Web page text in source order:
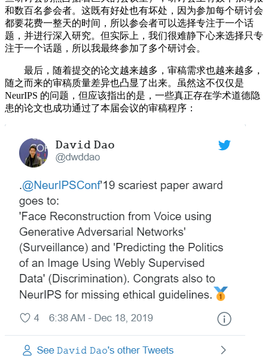
和数百名参会者。这既有好处也有坏处，因为参加每个研讨会
都要花费一整天的时间，所以参会者可以选择专注于一个话
题，并进行深入研究。但实际上，我们很难静下心来选择只专
注于一个话题，所以我最终参加了多个研讨会。
最后，随着提交的论文越来越多，审稿需求也越来越多，
随之而来的审稿质量差异也凸显了出来。虽然这不仅仅是
NeurIPS 的问题，但应该指出的是，一些真正存在学术道德隐
患的论文也成功通过了本届会议的审稿程序：